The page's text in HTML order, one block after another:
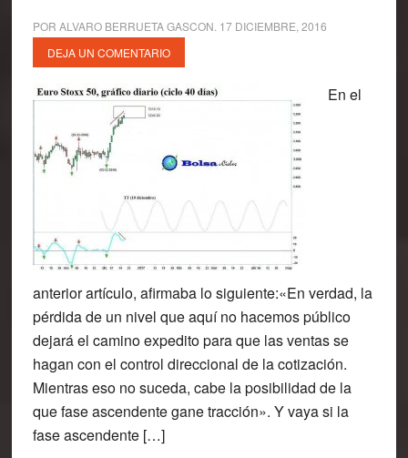
POR ALVARO BERRUETA GASCON 17 DICIEMBRE, 2016
DEJA UN COMENTARIO
En el
anterior artículo, afirmaba lo siguiente:«En verdad, la
pérdida de un nivel que aquí no hacemos público
dejará el camino expedito para que las ventas se
hagan con el control direccional de la cotización.
Mientras eso no suceda, cabe la posibilidad de la
que fase ascendente gane tracción». Y vaya si la
fase ascendente […]